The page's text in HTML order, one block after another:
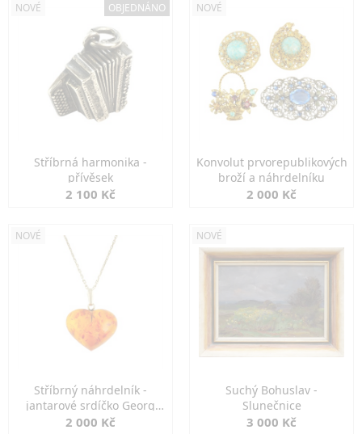
NOVÉ OBJEDNÁNO
Stříbrná harmonika -
přívěsek
2 100 Kč
NOVÉ
Konvolut prvorepublikových
broží a náhrdelníku
2 000 Kč
NOVÉ
Stříbrný náhrdelník -
jantarové srdíčko Georg
Kramer
2 000 Kč
NOVÉ
Suchý Bohuslav -
Slunečnice
3 000 Kč